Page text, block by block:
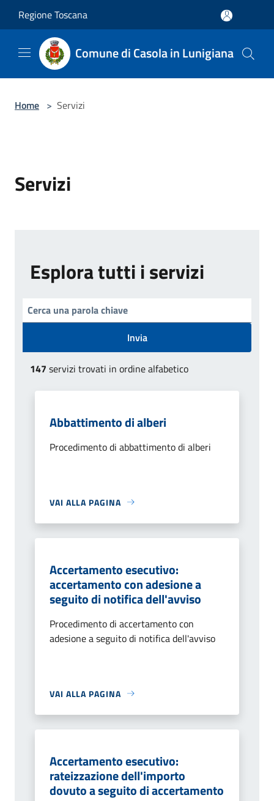
Regione Toscana
Comune di Casola in Lunigiana
Home > Servizi
Servizi
Esplora tutti i servizi
Invia
147 servizi trovati in ordine alfabetico
Abbattimento di alberi
Procedimento di abbattimento di alberi
VAI ALLA PAGINA
Accertamento esecutivo:
accertamento con adesione a
seguito di notifica dell'avviso
Procedimento di accertamento con
adesione a seguito di notifica dell'avviso
VAI ALLA PAGINA
Accertamento esecutivo:
rateizzazione dell'importo
dovuto a seguito di accertamento